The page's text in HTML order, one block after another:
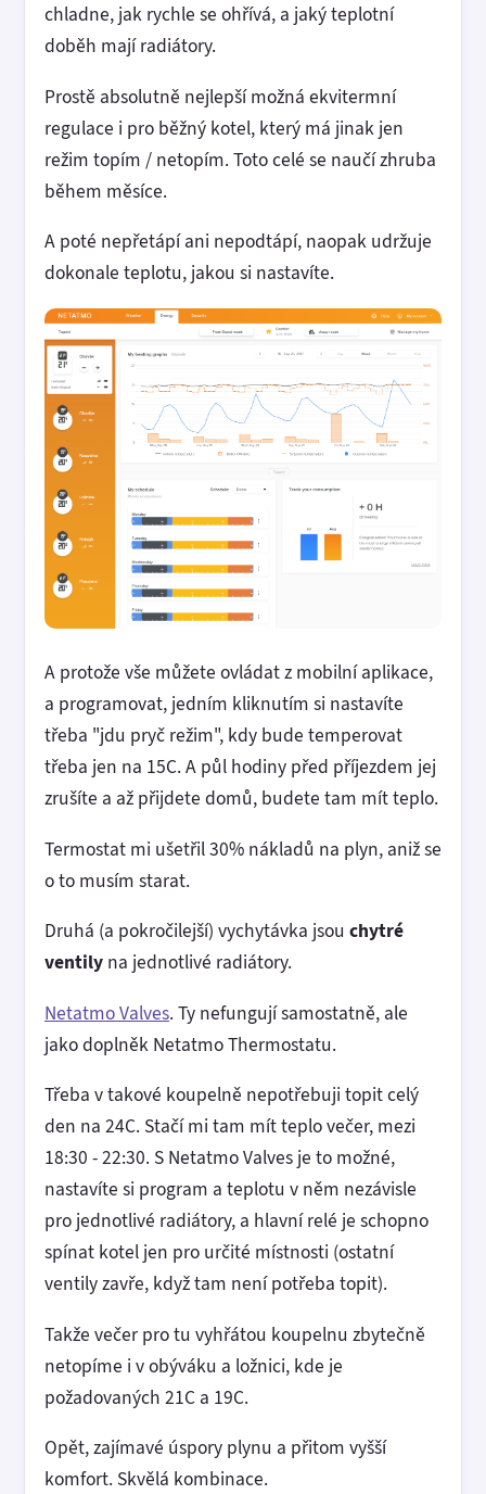
chladne, jak rychle se ohřívá, a jaký teplotní
doběh mají radiátory.
Prostě absolutně nejlepší možná ekvitermní
regulace i pro běžný kotel, který má jinak jen
režim topím / netopím. Toto celé se naučí zhruba
během měsíce.
A poté nepřetápí ani nepodtápí, naopak udržuje
dokonale teplotu, jakou si nastavíte.
A protože vše můžete ovládat z mobilní aplikace,
a programovat, jedním kliknutím si nastavíte
třeba "jdu pryč režim", kdy bude temperovat
třeba jen na 15C. A půl hodiny před příjezdem jej
zrušíte a až přijdete domů, budete tam mít teplo.
Termostat mi ušetřil 30% nákladů na plyn, aniž se
o to musím starat.
Druhá (a pokročilejší) vychytávka jsou chytré
ventily na jednotlivé radiátory.
Netatmo Valves. Ty nefungují samostatně, ale
jako doplněk Netatmo Thermostatu.
Třeba v takové koupelně nepotřebuji topit celý
den na 24C. Stačí mi tam mít teplo večer, mezi
18:30 - 22:30. S Netatmo Valves je to možné,
nastavíte si program a teplotu v něm nezávisle
pro jednotlivé radiátory, a hlavní relé je schopno
spínat kotel jen pro určité místnosti (ostatní
ventily zavře, když tam není potřeba topit).
Takže večer pro tu vyhřátou koupelnu zbytečně
netopíme i v obýváku a ložnici, kde je
požadovaných 21C a 19C.
Opět, zajímavé úspory plynu a přitom vyšší
komfort. Skvělá kombinace.